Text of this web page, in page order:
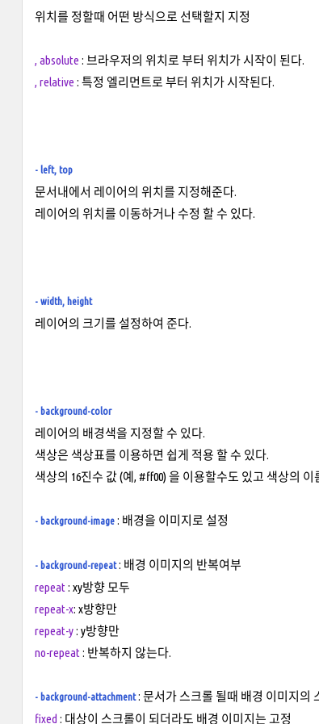
위치를 정할때 어떤 방식으로 선택할지 지정
, absolute : 브라우저의 위치로 부터 위치가 시작이 된다.
, relative : 특정 엘리먼트로 부터 위치가 시작된다.
- left, top
문서내에서 레이어의 위치를 지정해준다.
레이어의 위치를 이동하거나 수정 할 수 있다.
- width, height
레이어의 크기를 설정하여 준다.
- background-color
레이어의 배경색을 지정할 수 있다.
색상은 색상표를 이용하면 쉽게 적용 할 수 있다.
색상의 16진수 값 (예, #ff00) 을 이용할수도 있고 색상의 이
- background-image : 배경을 이미지로 설정
- background-repeat : 배경 이미지의 반복여부
repeat : xy방향 모두
repeat-x: x방향만
repeat-y: y방향만
no-repeat : 반복하지 않는다.
- background-attachment : 문서가 스크롤 될때 배경 이미지의
fixed : 대상이 스크롤이 되더라도 배경 이미지는 고정